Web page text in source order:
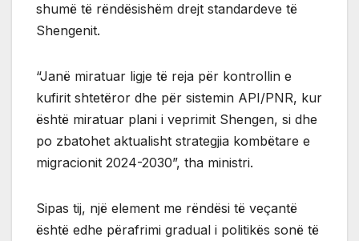
shumë të rëndësishëm drejt standardeve të
Shengenit.
“Janë miratuar ligje të reja për kontrollin e
kufirit shtetëror dhe për sistemin API/PNR, kur
është miratuar plani i veprimit Shengen, si dhe
po zbatohet aktualisht strategjia kombëtare e
migracionit 2024-2030”, tha ministri.
Sipas tij, një element me rëndësi të veçantë
është edhe përafrimi gradual i politikës sonë të